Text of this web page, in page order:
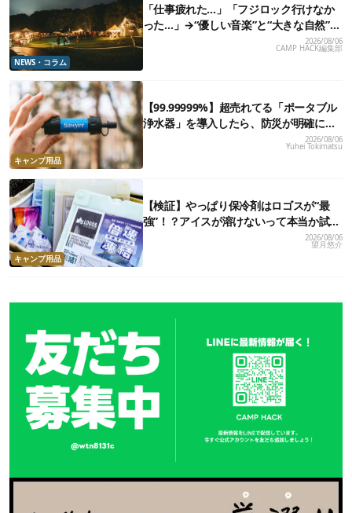
NEWS・コラム
「仕事疲れた…」「フジロック行けなか
った…」→“優しい音楽”と“大きな自然”で
治癒。まだ間に合います。
2026/08/06
CAMP HACK編集部
キャンプ用品
【99.99999%】超売れてる「ポータブル
浄水器」を導入したら、防災が明確に自
分ごと化した
2026/08/06
Yuhei Tokimatsu
キャンプ用品
【検証】やっぱり保冷剤はロゴスが“最
強”！？アイスが溶けないって本当か試し
2026/08/06
望月悠介